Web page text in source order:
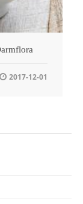
2017-12-01